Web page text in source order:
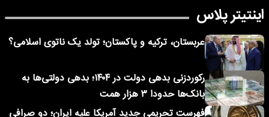
اینتیتر پلاس
عربستان، ترکیه و پاکستان؛ تولد یک ناتوی اسلامی؟
رکوردزنی بدهی دولت در ۱۴۰۴؛ بدهی دولتی‌ها به
بانک‌ها حدودا ۳ هزار همت